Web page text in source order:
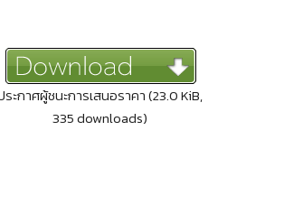
ระกาศผู้ชนะการเสนอราคา (23.0 KiB,
335 downloads)